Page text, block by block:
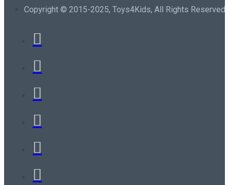
Copyright © 2015-2025, Toys4Kids, All Rights Reserved